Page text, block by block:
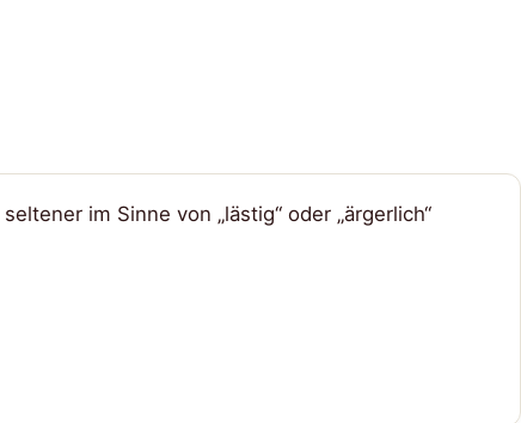
im Sinne von „lästig“ oder „ärgerlich“